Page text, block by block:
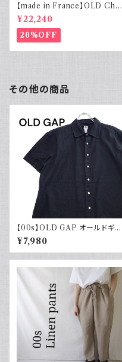
【made in France】OLD Cha
rvet ストライプ 切り替え 紫
¥22,240
20%OFF
その他の商品
【00s】OLD GAP オールドギャ
ップ コットンリネンシャツ ブラッ
ク 黒 古着 半袖
¥7,980